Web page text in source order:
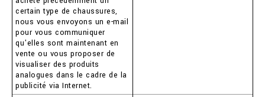
certain type de chaussures,
nous vous envoyons un e-mail
pour vous communiquer
qu'elles sont maintenant en
vente ou vous proposer de
visualiser des produits
analogues dans le cadre de la
publicité via Internet.